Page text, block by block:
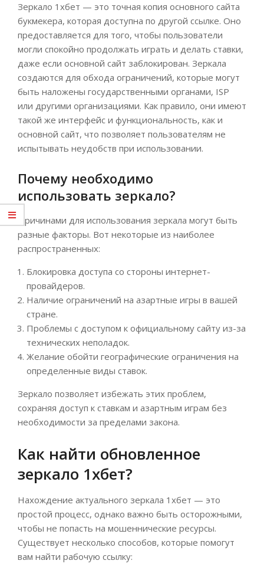
Зеркало 1хбет — это точная копия основного сайта
букмекера, которая доступна по другой ссылке. Оно
предоставляется для того, чтобы пользователи
могли спокойно продолжать играть и делать ставки,
даже если основной сайт заблокирован. Зеркала
создаются для обхода ограничений, которые могут
быть наложены государственными органами, ISP
или другими организациями. Как правило, они имеют
такой же интерфейс и функциональность, как и
основной сайт, что позволяет пользователям не
испытывать неудобств при использовании.
Почему необходимо
использовать зеркало?
Причинами для использования зеркала могут быть
разные факторы. Вот некоторые из наиболее
распространенных:
Блокировка доступа со стороны интернет-
провайдеров.
Наличие ограничений на азартные игры в вашей
стране.
Проблемы с доступом к официальному сайту из-за
технических неполадок.
Желание обойти географические ограничения на
определенные виды ставок.
Зеркало позволяет избежать этих проблем,
сохраняя доступ к ставкам и азартным играм без
необходимости за пределами закона.
Как найти обновленное
зеркало 1хбет?
Нахождение актуального зеркала 1хбет — это
простой процесс, однако важно быть осторожными,
чтобы не попасть на мошеннические ресурсы.
Существует несколько способов, которые помогут
вам найти рабочую ссылку: